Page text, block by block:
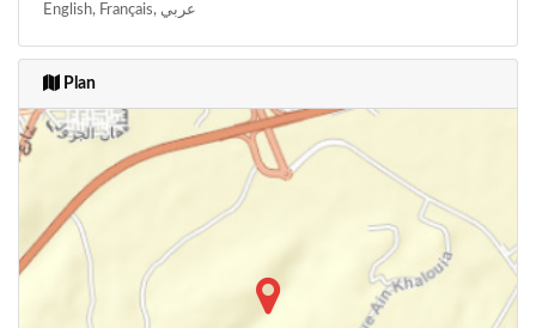
English, Français, عربي
Plan